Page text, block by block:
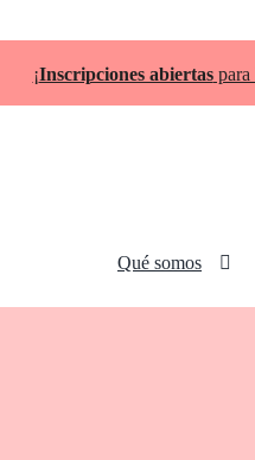
¡Inscripciones abiertaspara
Qué somos